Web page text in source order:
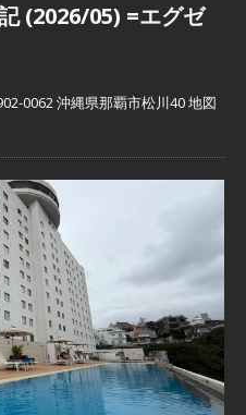
(2026/05) =エグゼ
0062 沖縄県那覇市松川40 地図